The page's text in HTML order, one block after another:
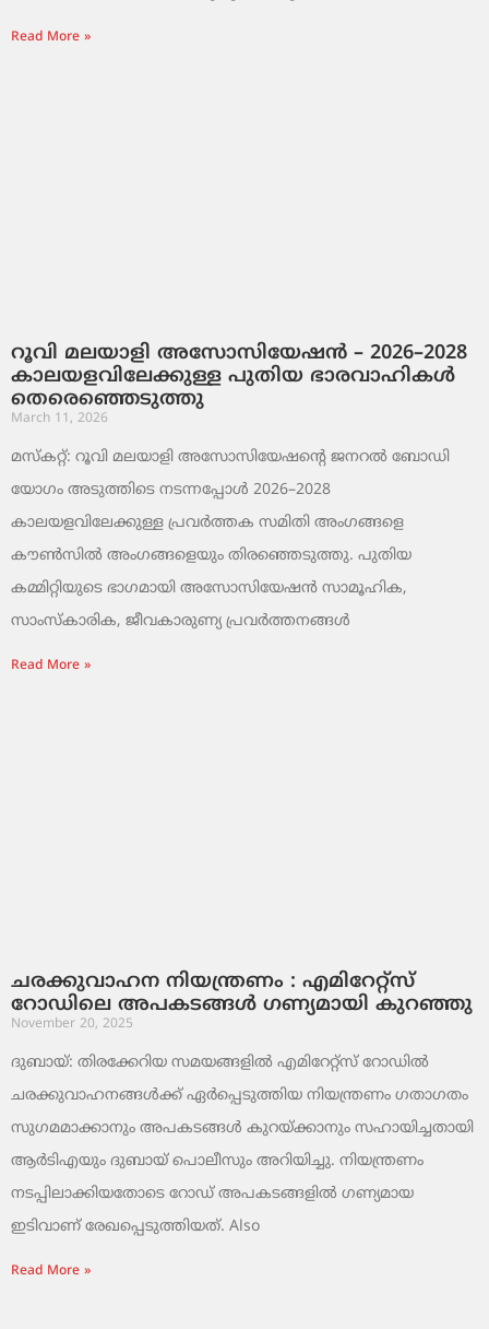
Read More »
റൂവി മലയാളി അസോസിയേഷൻ – 2026–2028
കാലയളവിലേക്കുള്ള പുതിയ ഭാരവാഹികൾ
തെരെഞ്ഞെടുത്തു
March 11, 2026
മസ്കറ്റ്: റൂവി മലയാളി അസോസിയേഷന്റെ ജനറൽ ബോഡി
യോഗം അടുത്തിടെ നടന്നപ്പോൾ 2026–2028
കാലയളവിലേക്കുള്ള പ്രവർത്തക സമിതി അംഗങ്ങളെ
കൗൺസിൽ അംഗങ്ങളെയും തിരഞ്ഞെടുത്തു. പുതിയ
കമ്മിറ്റിയുടെ ഭാഗമായി അസോസിയേഷൻ സാമൂഹിക,
സാംസ്‌കാരിക, ജീവകാരുണ്യ പ്രവർത്തനങ്ങൾ
Read More »
ചരക്കുവാഹന നിയന്ത്രണം : എമിറേറ്റ്സ്
റോഡിലെ അപകടങ്ങൾ ഗണ്യമായി കുറഞ്ഞു
November 20, 2025
ദുബായ്: തിരക്കേറിയ സമയങ്ങളിൽ എമിറേറ്റ്സ് റോഡിൽ
ചരക്കുവാഹനങ്ങൾക്ക് ഏർപ്പെടുത്തിയ നിയന്ത്രണം ഗതാഗതം
സുഗമമാക്കാനും അപകടങ്ങൾ കുറയ്ക്കാനും സഹായിച്ചതായി
ആർടിഎയും ദുബായ് പൊലീസും അറിയിച്ചു. നിയന്ത്രണം
നടപ്പിലാക്കിയതോടെ റോഡ് അപകടങ്ങളിൽ ഗണ്യമായ
ഇടിവാണ് രേഖപ്പെടുത്തിയത്. Also
Read More »